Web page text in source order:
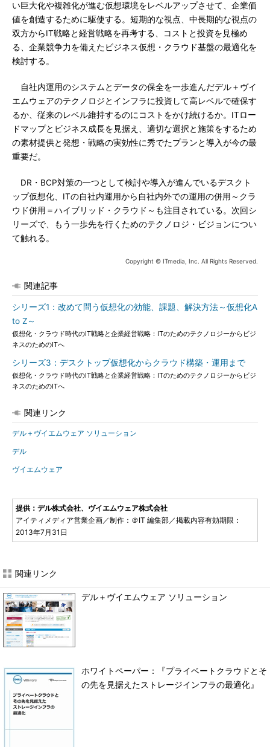
い巨大化や複雑化が進む仮想環境をレベルアップさせて、企業価
値を創造するために駆使する。短期的な視点、中長期的な視点の
双方からIT戦略と経営戦略を再考する、コストと投資を見極め
る、企業競争力を備えたビジネス仮想・クラウド基盤の最適化を
検討する。
自社内運用のシステムとデータの保全を一歩進んだデル＋ヴイ
エムウェアのテクノロジとインフラに投資して高レベルで確保す
るか、従来のレベル維持するのにコストをかけ続けるか。ITロー
ドマップとビジネス成長を見据え、適切な選択と施策をするため
の素材提供と発想・戦略の実効性に秀でたプランと導入が今の最
重要だ。
DR・BCP対策の一つとして検討や導入が進んでいるデスクト
ップ仮想化、ITの自社内運用から自社内外での運用の併用～クラ
ウド併用＝ハイブリッド・クラウド～も注目されている。次回シ
リーズで、もう一歩先を行くためのテクノロジ・ビジョンについ
て触れる。
Copyright © ITmedia, Inc. All Rights Reserved.
関連記事
シリーズ1：改めて問う仮想化の効能、課題、解決方法～仮想化A
to Z～
仮想化・クラウド時代のIT戦略と企業経営戦略：ITのためのテクノロジーからビジ
ネスのためのITへ
シリーズ3：デスクトップ仮想化からクラウド構築・運用まで
仮想化・クラウド時代のIT戦略と企業経営戦略：ITのためのテクノロジーからビジ
ネスのためのITへ
関連リンク
デル＋ヴイエムウェア ソリューション
デル
ヴイエムウェア
提供：デル株式会社、ヴイエムウェア株式会社
アイティメディア営業企画／制作：＠IT 編集部／掲載内容有効期限：
2013年7月31日
関連リンク
デル＋ヴイエムウェア ソリューション
ホワイトペーパー：『プライベートクラウドとそ
の先を見据えたストレージインフラの最適化』